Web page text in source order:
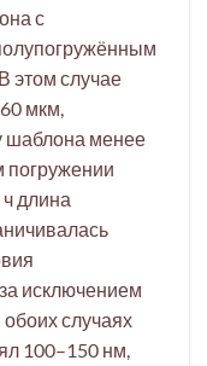
с
этом случае
мкм,
шаблона менее
погружении
длина
исключением
случаях
100–150 нм,